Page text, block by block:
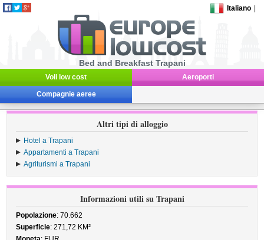
Italiano
Bed and Breakfast Trapani
Voli low cost Aeroporti
Compagnie aeree
Altri tipi di alloggio
Hotel a Trapani
Appartamenti a Trapani
Agriturismi a Trapani
Informazioni utili su Trapani
Popolazione: 70.662
Superficie: 271,72 KM²